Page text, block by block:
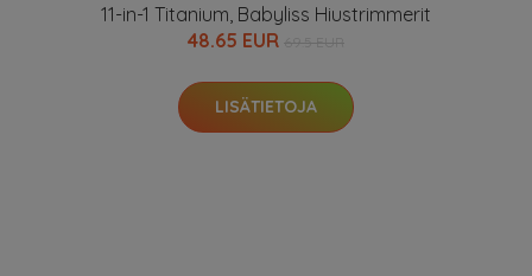
11-in-1 Titanium, Babyliss Hiustrimmerit
48.65 EUR
LISÄTIETOJA